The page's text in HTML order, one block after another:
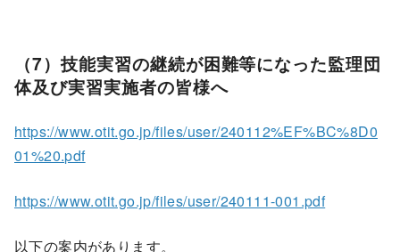
（7）技能実習の継続が困難等になった監理団
体及び実習実施者の皆様へ
https://www.otit.go.jp/files/user/240112%EF%BC%8D0
01%20.pdf
https://www.otit.go.jp/files/user/240111-001.pdf
以下の案内があります。